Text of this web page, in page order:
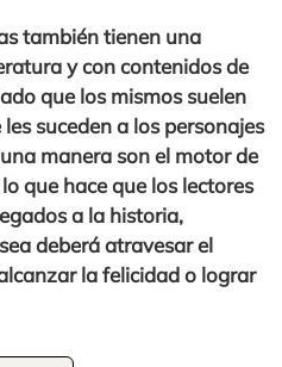
también tienen una
y con contenidos de
que los mismos suelen
suceden a los personajes
manera son el motor de
que hace que los lectores
a la historia,
deberá atravesar el
la felicidad o lograr